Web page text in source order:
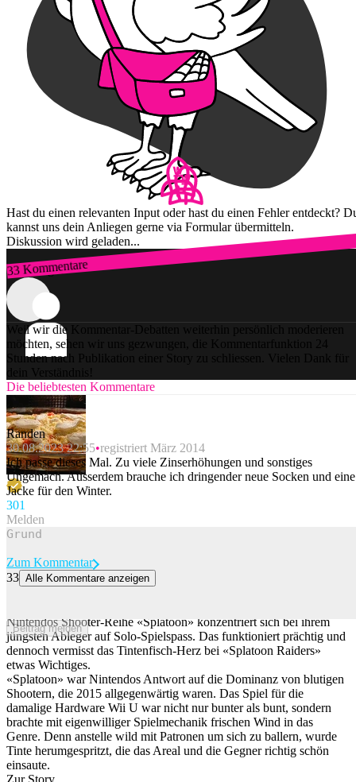
Hast du einen relevanten Input oder hast du einen Fehler entdeckt?
kannst uns dein Anliegen gerne via Formular übermitteln.
Diskussion wird geladen...
33 Kommentare
Zum Login
Weil wir die Kommentar-Debatten weiterhin persönlich moderieren
möchten, sehen wir uns gezwungen, die Kommentarfunktion 24
Stunden nach Publikation einer Story zu schliessen. Vielen Dank für
dein Verständnis!
Die beliebtesten Kommentare
Randen
30.08.2023 22:55 registriert März 2014
Ich passe dieses Mal. Zu viele Zinserhöhungen und sonstiges
Ungemach. Ausserdem brauche ich dringender neue Socken und eine
Jacke für den Winter.
301
Melden
Beitrag melden
Zum Kommentar
33 Alle Kommentare anzeigen
Nintendos Shooter-Reihe «Splatoon» konzentriert sich bei ihrem
jüngsten Ableger auf Solo-Spielspass. Das funktioniert prächtig und
dennoch vermisst das Tintenfisch-Herz bei «Splatoon Raiders»
etwas Wichtiges.
«Splatoon» war Nintendos Antwort auf die Dominanz von blutigen
Shootern, die 2015 allgegenwärtig waren. Das Spiel für die
damalige Hardware Wii U war nicht nur bunter als bunt, sondern
brachte mit eigenwilliger Spielmechanik frischen Wind in das
Genre. Denn anstelle wild mit Patronen um sich zu ballern, wurde
Tinte herumgespritzt, die das Areal und die Gegner richtig schön
einsaute.
Zur Story